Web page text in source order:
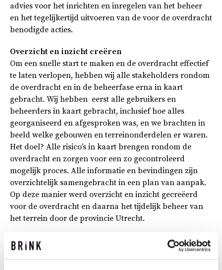
advies voor het inrichten en inregelen van het beheer
en het tegelijkertijd uitvoeren van de voor de overdracht
benodigde acties.
Overzicht en inzicht creëren
Om een snelle start te maken en de overdracht effectief
te laten verlopen, hebben wij alle stakeholders rondom
de overdracht en in de beheerfase erna in kaart
gebracht. Wij hebben eerst alle gebruikers en
beheerders in kaart gebracht, inclusief hoe alles
georganiseerd en afgesproken was, en we brachten in
beeld welke gebouwen en terreinonderdelen er waren.
Het doel? Alle risico’s in kaart brengen rondom de
overdracht en zorgen voor een zo gecontroleerd
mogelijk proces. Alle informatie en bevindingen zijn
overzichtelijk samengebracht in een plan van aanpak.
Op deze manier werd overzicht en inzicht gecreëerd
voor de overdracht en daarna het tijdelijk beheer van
het terrein door de provincie Utrecht.
Inrichten en inregelen van het beheer
In het traject naar de werkelijke overdracht zijn